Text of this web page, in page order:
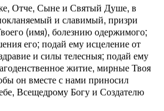
Отче, Сыне и Святый Душе, в
и славимый, призри
(имя), болезнию одержимого;
его; подай ему исцеление от
и силы телесныя; подай ему
житие, мирные Твоя
он вместе с нами приносил
Всещедрому Богу и Создателю